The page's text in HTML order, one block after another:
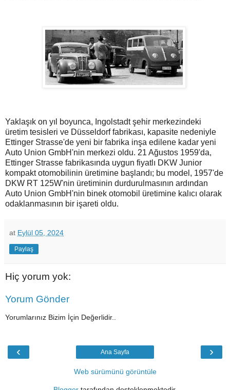
Yaklaşık on yıl boyunca, Ingolstadt şehir merkezindeki
üretim tesisleri ve Düsseldorf fabrikası, kapasite nedeniyle
Ettinger Strasse'de yeni bir fabrika inşa edilene kadar yeni
Auto Union GmbH'nin merkezi oldu. 21 Ağustos 1959'da,
Ettinger Strasse fabrikasında uygun fiyatlı DKW Junior
kompakt otomobilinin üretimine başlandı; bu model, 1957'de
DKW RT 125W'nin üretiminin durdurulmasının ardından
Auto Union GmbH'nin binek otomobil üretimine kalıcı olarak
odaklanmasının bir işareti oldu.
at Eylül 05, 2024
Paylaş
Hiç yorum yok:
Yorum Gönder
Yorumlarınız Bizim İçin Değerlidir..
‹ ›
Ana Sayfa
Web sürümünü görüntüle